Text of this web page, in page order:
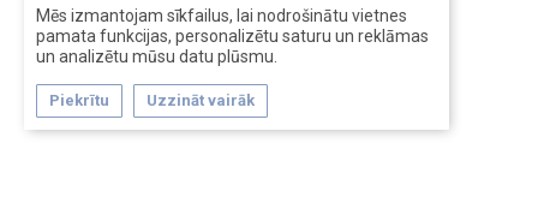
Mēs izmantojam sīkfailus, lai nodrošinātu vietnes
pamata funkcijas, personalizētu saturu un reklāmas
un analizētu mūsu datu plūsmu.
Piekrītu Uzzināt vairāk